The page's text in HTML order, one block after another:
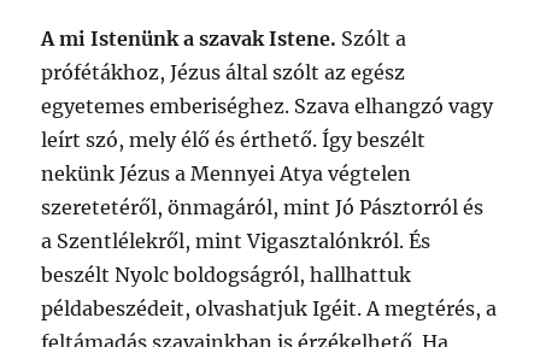
A mi Istenünk a szavak Istene. Szólt a
prófétákhoz, Jézus által szólt az egész
egyetemes emberiséghez. Szava elhangzó vagy
leírt szó, mely élő és érthető. Így beszélt
nekünk Jézus a Mennyei Atya végtelen
szeretetéről, önmagáról, mint Jó Pásztorról és
a Szentlélekről, mint Vigasztalónkról. És
beszélt Nyolc boldogságról, hallhattuk
példabeszédeit, olvashatjuk Igéit. A megtérés, a
feltámadás szavainkban is érzékelhető. Ha